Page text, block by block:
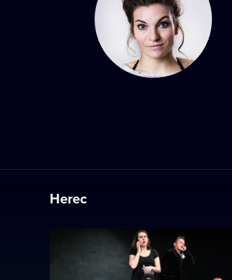
Herec